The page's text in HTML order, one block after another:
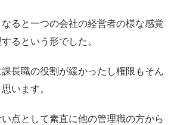
ると一つの会社の経営者の様な感覚
るという形でした。
長職の役割が緩かったし権限もそん
います。
点として素直に他の管理職の方から